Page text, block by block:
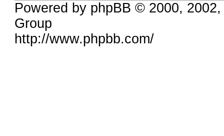
Powered by phpBB © 2000,
Group
http://www.phpbb.com/